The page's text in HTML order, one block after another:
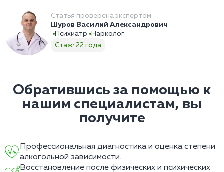
Статья проверена экспертом
Шуров Василий Александрович
Психиатр
Нарколог
Стаж: 22 года
Обратившись за помощью к
нашим специалистам, вы
получите
Профессиональная диагностика и оценка степени
алкогольной зависимости.
Восстановление после физических и психических